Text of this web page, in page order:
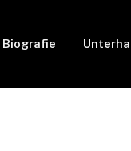
Biografie